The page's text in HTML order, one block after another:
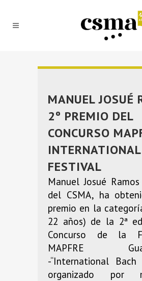
MANUEL JOSUÉ
2º PREMIO DEL
CONCURSO
FESTIVAL
Manuel Josué
del CSMA, ha
premio en la
22 años) de la 2ª
Concurso de la
MAPFRE
-“International Bach
organizado por